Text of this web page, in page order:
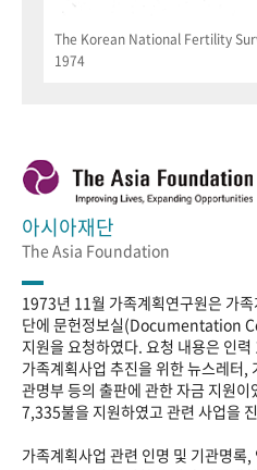
The Korean National Fertility
1974
아시아재단
The Asia Foundation
1973년 11월 가족계획연구원은 가
단에 문헌정보실(Documentation
지원을 요청하였다. 요청 내용은 인
가족계획사업 추진을 위한 뉴스레터,
관명부 등의 출판에 관한 자금 지원
7,335불을 지원하였고 관련 사업을
가족계획사업 관련 인명 및 기관명록